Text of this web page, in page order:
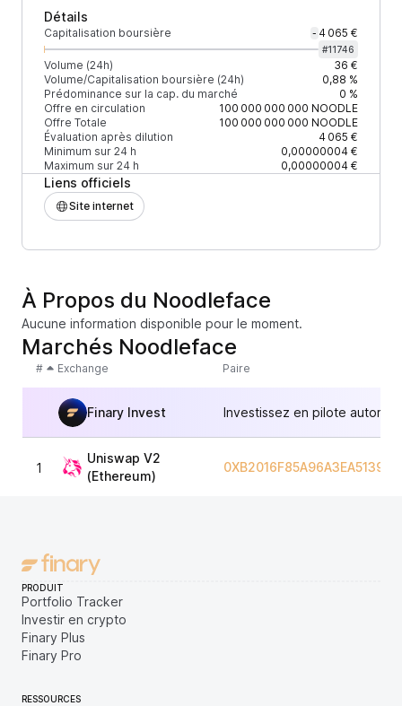
Détails
Capitalisation boursière - 4 065 €
#11746
Volume (24h)
36 €
Volume/Capitalisation boursière (24h)
0,88 %
Prédominance sur la cap. du marché
0 %
Offre en circulation
100 000 000 000 NOODLE
Offre Totale
100 000 000 000 NOODLE
Évaluation après dilution
4 065 €
Minimum sur 24 h
0,00000004 €
Maximum sur 24 h
0,00000004 €
Liens officiels
Site internet
À Propos du Noodleface
Aucune information disponible pour le moment.
Marchés Noodleface
# Exchange Paire
Finary Invest Investissez en pilote
1
Uniswap V2
(Ethereum)
PRODUIT
Portfolio Tracker
Investir en crypto
Finary Plus
Finary Pro
RESSOURCES